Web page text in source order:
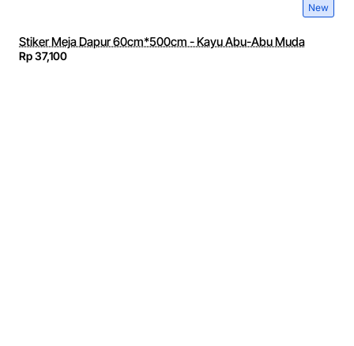
New
Stiker Meja Dapur 60cm*500cm - Kayu Abu-Abu Muda
Rp 37,100